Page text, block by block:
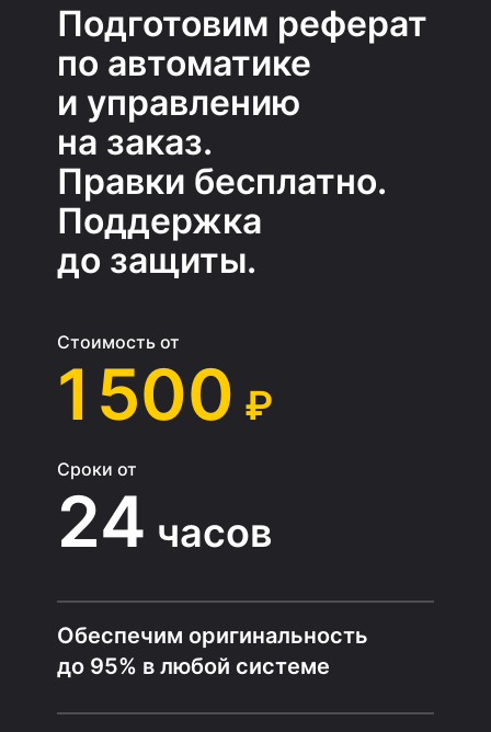
Подготовим реферат
по автоматике
и управлению
на заказ.
Правки бесплатно.
Поддержка
до защиты.
Стоимость от
1 500 ₽
Сроки от
24 часов
Обеспечим оригинальность
до 95% в любой системе